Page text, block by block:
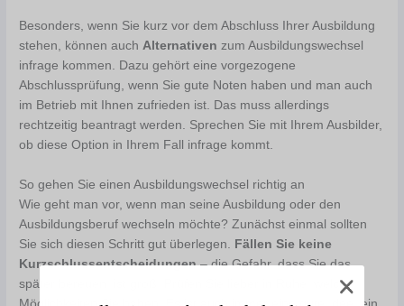
Besonders, wenn Sie kurz vor dem Abschluss Ihrer Ausbildung
stehen, können auchAlternativen zum Ausbildungswechsel
infrage kommen. Dazu gehört eine vorgezogene
Abschlussprüfung, wenn Sie gute Noten haben und man auch
im Betrieb mit Ihnen zufrieden ist. Das muss allerdings
rechtzeitig beantragt werden. Sprechen Sie mit Ihrem Ausbilder,
ob diese Option in Ihrem Fall infrage kommt.
So gehen Sie einen Ausbildungswechsel richtig an
Wie geht man vor, wenn man seine Ausbildung oder den
Ausbildungsberuf wechseln möchte? Zunächst einmal sollten
Sie sich diesen Schritt gut überlegen. Fällen Sie keine
Kurzschlussentscheidungen– die Gefahr, dass Sie das
später bereuen, ist groß. Prüfen Sie lieber in Ruhe, welche